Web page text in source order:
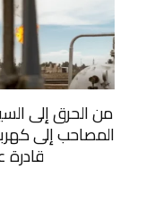
من الحرق إلى
المصاحب إلى
قادرة